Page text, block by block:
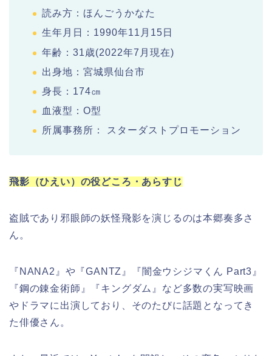
読み方：ほんごうかなた
生年月日：1990年11月15日
年齢：31歳(2022年7月現在)
出身地：宮城県仙台市
身長：174㎝
血液型：O型
所属事務所： スターダストプロモーション
飛影（ひえい）の役どころ・あらすじ
盗賊であり邪眼師の妖怪飛影を演じるのは本郷奏多さ
ん。
『NANA2』や『GANTZ』『闇金ウシジマくん Part3』
『鋼の錬金術師』『キングダム』など多数の実写映画
やドラマに出演しており、そのたびに話題となってき
た俳優さん。